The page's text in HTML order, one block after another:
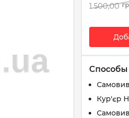
1 500,00
Способы
Кур'єр